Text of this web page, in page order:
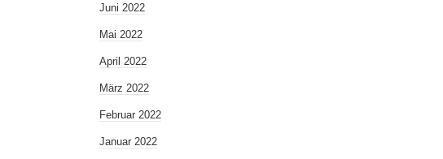
Juni 2022
Mai 2022
April 2022
März 2022
Februar 2022
Januar 2022